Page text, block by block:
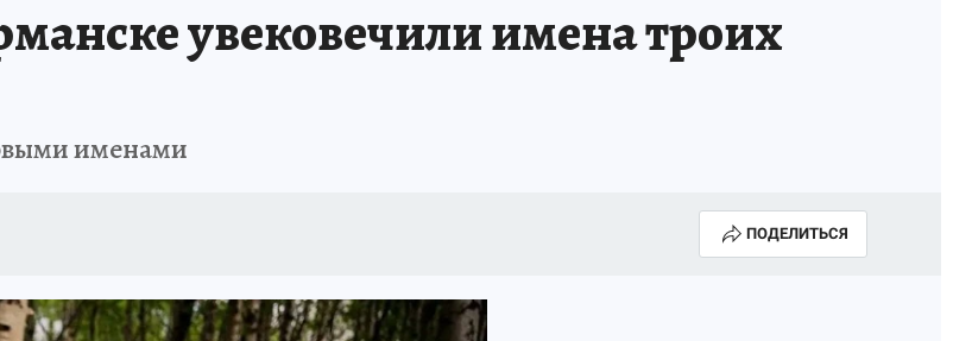
ЖУРНАЛИСТИКИ ИСПЫТАНО НА СЕБЕ
увековечили имена троих
именами
ПОДЕЛИТЬСЯ